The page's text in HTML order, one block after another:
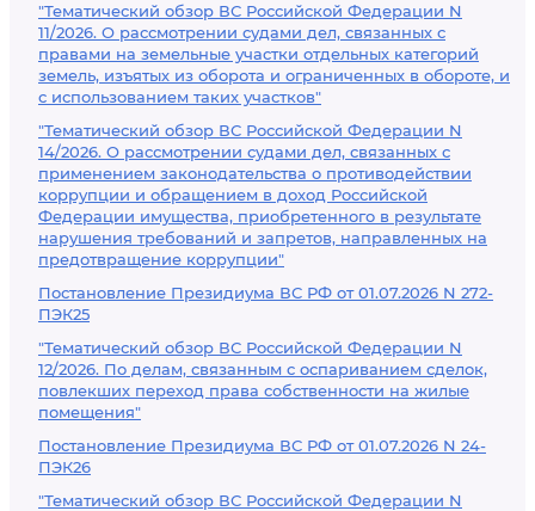
"Тематический обзор ВС Российской Федерации N
11/2026. О рассмотрении судами дел, связанных с
правами на земельные участки отдельных категорий
земель, изъятых из оборота и ограниченных в обороте, и
с использованием таких участков"
"Тематический обзор ВС Российской Федерации N
14/2026. О рассмотрении судами дел, связанных с
применением законодательства о противодействии
коррупции и обращением в доход Российской
Федерации имущества, приобретенного в результате
нарушения требований и запретов, направленных на
предотвращение коррупции"
Постановление Президиума ВС РФ от 01.07.2026 N 272-
ПЭК25
"Тематический обзор ВС Российской Федерации N
12/2026. По делам, связанным с оспариванием сделок,
повлекших переход права собственности на жилые
помещения"
Постановление Президиума ВС РФ от 01.07.2026 N 24-
ПЭК26
"Тематический обзор ВС Российской Федерации N